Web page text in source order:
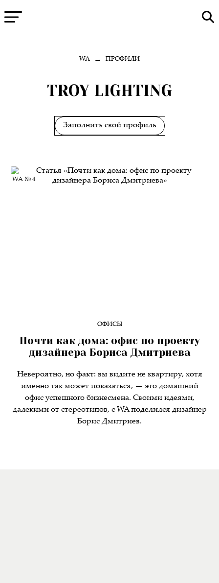
WA → ПРОФИЛИ
TROY LIGHTING
Заполнить свой профиль
WA № 4
ОФИСЫ
Почти как дома: офис по проекту
дизайнера Бориса Дмитриева
Невероятно, но факт: вы видите не квартиру, хотя
именно так может показаться, — это домашний
офис успешного бизнесмена. Своими идеями,
далекими от стереотипов, с WA поделился дизайнер
Борис Дмитриев.